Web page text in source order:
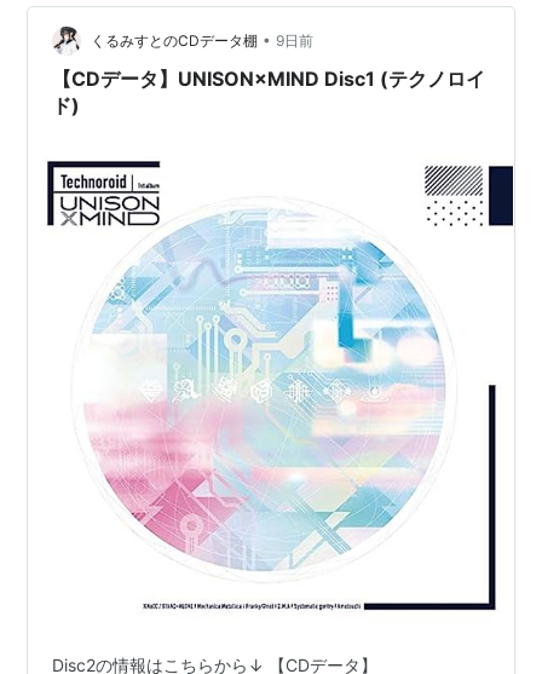
one heart- (アニメED…
くるみすとのCDデータ棚 • 9日前
【CDデータ】UNISON×MIND Disc1 (テクノロイ
ド)
Disc2の情報はこちらから↓ 【CDデータ】